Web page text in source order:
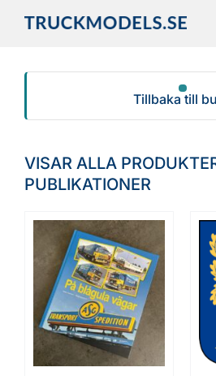
Tillbaka till
VISAR ALLA
PUBLIKATIONER